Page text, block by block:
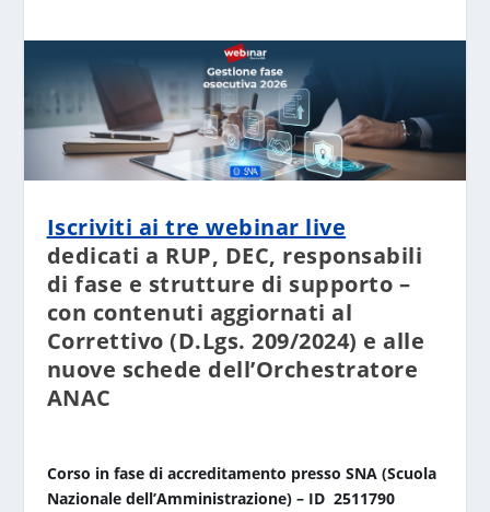
Iscriviti ai tre webinar live
dedicati a RUP, DEC, responsabili
di fase e strutture di supporto –
con contenuti aggiornati al
Correttivo (D.Lgs. 209/2024) e alle
nuove schede dell’Orchestratore
ANAC
Corso in fase di accreditamento presso SNA (Scuola
Nazionale dell’Amministrazione) – ID 2511790